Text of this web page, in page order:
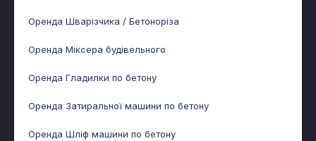
Оренда Шварізчика / Бетоноріза
Оренда Міксера будівельного
Оренда Гладилки по бетону
Оренда Затиральної машини по бетону
Оренда Шліф машини по бетону